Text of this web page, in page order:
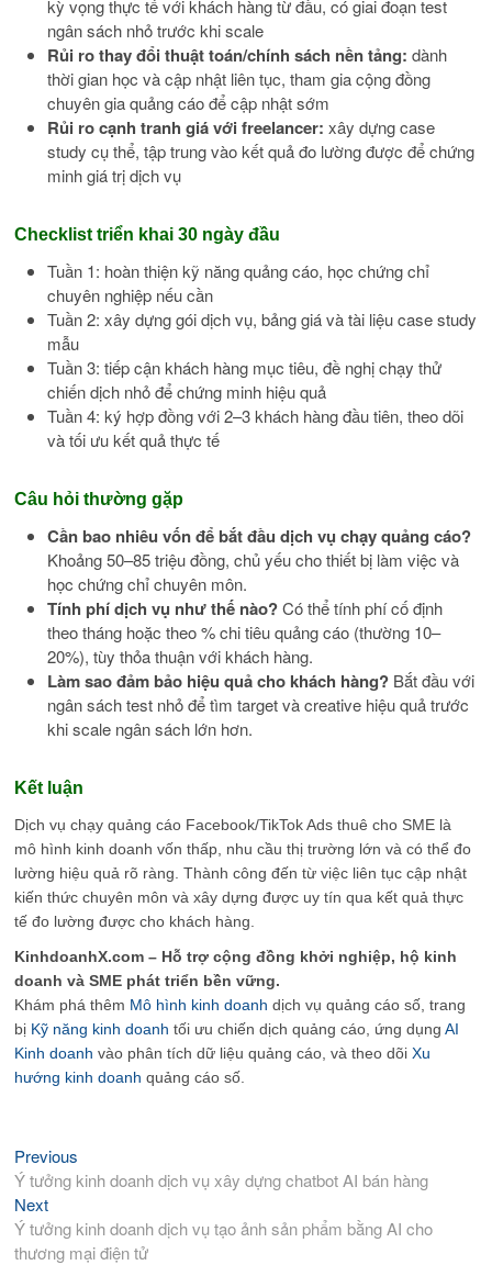
kỳ vọng thực tế với khách hàng từ đầu, có giai đoạn test
ngân sách nhỏ trước khi scale
Rủi ro thay đổi thuật toán/chính sách nền tảng: dành
thời gian học và cập nhật liên tục, tham gia cộng đồng
chuyên gia quảng cáo để cập nhật sớm
Rủi ro cạnh tranh giá với freelancer: xây dựng case
study cụ thể, tập trung vào kết quả đo lường được để chứng
minh giá trị dịch vụ
Checklist triển khai 30 ngày đầu
Tuần 1: hoàn thiện kỹ năng quảng cáo, học chứng chỉ
chuyên nghiệp nếu cần
Tuần 2: xây dựng gói dịch vụ, bảng giá và tài liệu case study
mẫu
Tuần 3: tiếp cận khách hàng mục tiêu, đề nghị chạy thử
chiến dịch nhỏ để chứng minh hiệu quả
Tuần 4: ký hợp đồng với 2–3 khách hàng đầu tiên, theo dõi
và tối ưu kết quả thực tế
Câu hỏi thường gặp
Cần bao nhiêu vốn để bắt đầu dịch vụ chạy quảng cáo?
Khoảng 50–85 triệu đồng, chủ yếu cho thiết bị làm việc và
học chứng chỉ chuyên môn.
Tính phí dịch vụ như thế nào?Có thể tính phí cố định
theo tháng hoặc theo % chi tiêu quảng cáo (thường 10–
20%), tùy thỏa thuận với khách hàng.
Làm sao đảm bảo hiệu quả cho khách hàng? Bắt đầu với
ngân sách test nhỏ để tìm target và creative hiệu quả trước
khi scale ngân sách lớn hơn.
Kết luận
Dịch vụ chạy quảng cáo Facebook/TikTok Ads thuê cho SME là
mô hình kinh doanh vốn thấp, nhu cầu thị trường lớn và có thể đo
lường hiệu quả rõ ràng. Thành công đến từ việc liên tục cập nhật
kiến thức chuyên môn và xây dựng được uy tín qua kết quả thực
tế đo lường được cho khách hàng.
KinhdoanhX.com – Hỗ trợ cộng đồng khởi nghiệp, hộ kinh
doanh và SME phát triển bền vững.
Khám phá thêm Mô hình kinh doanh dịch vụ quảng cáo số, trang
bị Kỹ năng kinh doanh tối ưu chiến dịch quảng cáo, ứng dụngAI
Kinh doanh vào phân tích dữ liệu quảng cáo, và theo dõiXu
hướng kinh doanh quảng cáo số.
Điều
hướng
bài
viết
Previous
post:
Ý tưởng kinh doanh dịch vụ xây dựng chatbot AI bán hàng
NextNext
post:
Ý tưởng kinh doanh dịch vụ tạo ảnh sản phẩm bằng AI cho
thương mại điện tử